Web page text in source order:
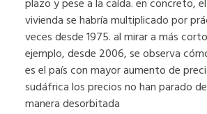
plazo y pese a la caída. en concreto,
vivienda se habría multiplicado por
veces desde 1975. al mirar a más
ejemplo, desde 2006, se observa
es el país con mayor aumento de
sudáfrica los precios no han parado
manera desorbitada